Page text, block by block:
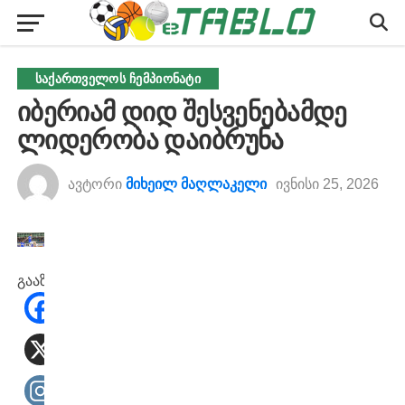
ᲡᲐᲥᲐᲠᲗᲕᲔᲚᲝᲡ ᲩᲔᲛᲞᲘᲝᲜᲐᲢᲘ
იბერიამ დიდ შესვენებამდე
ლიდერობა დაიბრუნა
ავტორი მიხეილ მაღლაკელი ივნისი 25, 2026
გააზიარეთ